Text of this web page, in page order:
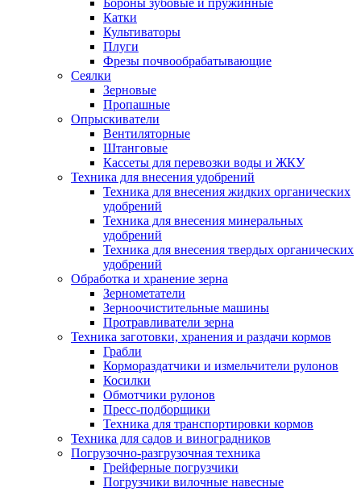
Бороны зубовые и пружинные
Катки
Культиваторы
Плуги
Фрезы почвообрабатывающие
Сеялки
Зерновые
Пропашные
Опрыскиватели
Вентиляторные
Штанговые
Кассеты для перевозки воды и ЖКУ
Техника для внесения удобрений
Техника для внесения жидких органических
удобрений
Техника для внесения минеральных
удобрений
Техника для внесения твердых органических
удобрений
Обработка и хранение зерна
Зернометатели
Зерноочистительные машины
Протравливатели зерна
Техника заготовки, хранения и раздачи кормов
Грабли
Кормораздатчики и измельчители рулонов
Косилки
Обмотчики рулонов
Пресс-подборщики
Техника для транспортировки кормов
Техника для садов и виноградников
Погрузочно-разгрузочная техника
Грейферные погрузчики
Погрузчики вилочные навесные